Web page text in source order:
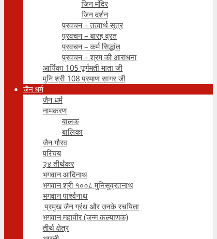
जिन मंदिर
जिन दर्शन
प्रवचन – तत्वार्थ सूत्र
प्रवचन – बारह व्रत
प्रवचन – कर्म सिद्धांत
प्रवचन – श्रम की आराधना
आर्यिका 105 पूर्णमती माता जी
मुनि श्री 108 प्रमाण सागर जी
जैन धर्म
जैन धर्म
नामकरण
बालक
बालिका
जैन गौरव
परिचय
२४ तीर्थंकर
भगवान आदिनाथ
भगवान श्री १००८ मुनिसुव्रतनाथ
भगवान पार्श्वनाथ
प्रमुख जैन ग्रंथ और उनके रचयिता
भगवान महावीर (जन्म कल्याणक)
तीर्थ क्षेत्र